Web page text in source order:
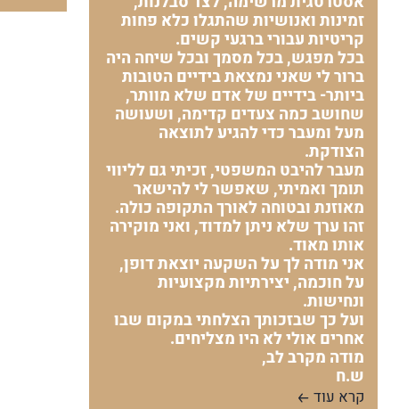
זמינות ואנושיות שהתגלו כלא פחות
קריטיות עבורי ברגעי קשים.
בכל מפגש, בכל מסמך ובכל שיחה היה
ברור לי שאני נמצאת בידיים הטובות
ביותר- בידיים של אדם שלא מוותר,
שחושב כמה צעדים קדימה, ושעושה
מעל ומעבר כדי להגיע לתוצאה
הצודקת.
מעבר להיבט המשפטי, זכיתי גם לליווי
תומך ואמיתי, שאפשר לי להישאר
מאוזנת ובטוחה לאורך התקופה כולה.
זהו ערך שלא ניתן למדוד, ואני מוקירה
אותו מאוד.
אני מודה לך על השקעה יוצאת דופן,
על חוכמה, יצירתיות מקצועיות
ונחישות.
ועל כך שבזכותך הצלחתי במקום שבו
אחרים אולי לא היו מצליחים.
מודה מקרב לב,
ש.ח
קרא עוד